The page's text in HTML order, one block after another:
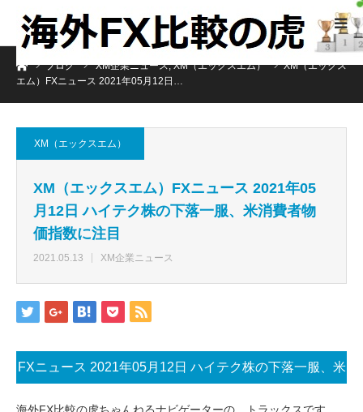
ホームブログ XM企業ニュース, XM（エックスエム）
XM（エックス
エム）FXニュース 2021年05月12日…
XM（エックスエム）
XM（エックスエム）FXニュース 2021年05
月12日 ハイテク株の下落一服、米消費者物
価指数に注目
2021.05.13 XM企業ニュース
FXニュース 2021年05月12日 ハイテク株の下落一服、米